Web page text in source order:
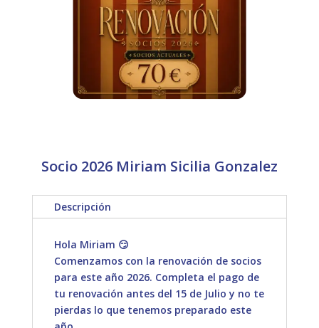
Socio 2026 Miriam Sicilia Gonzalez
Descripción
Hola Miriam 😏
Comenzamos con la renovación de socios
para este año 2026. Completa el pago de
tu renovación antes del 15 de Julio y no te
pierdas lo que tenemos preparado este